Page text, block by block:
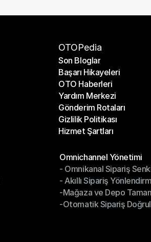
OTOPedia
Son Bloglar
Son Bloglar
Başarı Hikayeleri
Başarı Hikayeleri
OTO Haberleri
OTO Haberleri
Yardım Merkezi
Yardım Merkezi
Gönderim Rotaları
Gönderim Rotaları
Gizlilik Politikası
Gizlilik Politikası
Hizmet Şartları
Omnichannel Yönetimi
Omnichannel Yönetimi
- Omnikanal Sipariş
- Omnikanal Sipariş
- Akıllı Sipariş
- Akıllı Sipariş
-Mağaza ve Depo
-Mağaza ve Depo
-Otomatik Sipariş